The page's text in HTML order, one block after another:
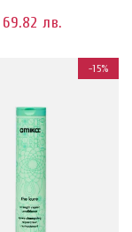
69.82 лв.
-15%